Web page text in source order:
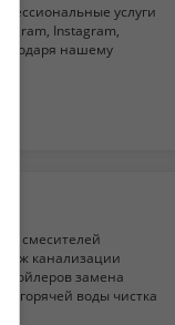
услуги
Instagram,
нашему
смесителей
канализации
бойлеров замена
горячей воды чистка